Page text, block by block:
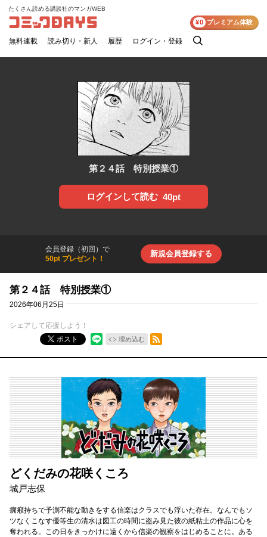
コミックDAYS
たくさん読める講談社のマンガWEB
無料連載 読み切り・新人 履歴 ログイン・登録
検
¥0 プレミアム体験
第２４話 特別授業①
ログインして読む 40pt
会員登録（初回）で
50pt プレゼント！
新規会員登録する
第２４話 特別授業①
2026年06月25日
シェアして応援しよう！
ポスト
埋め込む
RSSフィード
どくだみの花咲くころ
城戸志保
癇癪持ちで予測不能な動きをする信楽はクラスでも浮いた存在。なんでもソ
ツなくこなす優等生の清水は図工の時間に盗み見た彼の紙粘土の作品に心を
奪われる。この日をきっかけに遠くから信楽の観察をはじめることに。ある